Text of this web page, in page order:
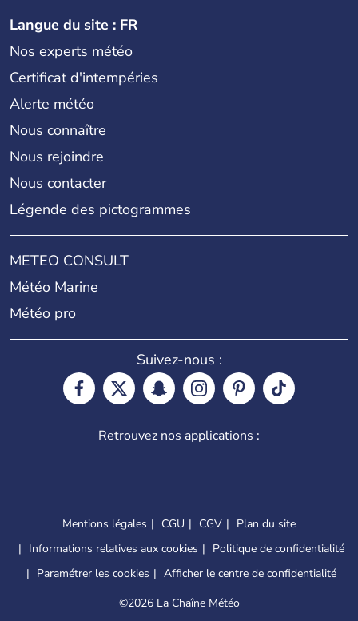
Langue du site : FR
Nos experts météo
Certificat d'intempéries
Alerte météo
Nous connaître
Nous rejoindre
Nous contacter
Légende des pictogrammes
METEO CONSULT
Météo Marine
Météo pro
Suivez-nous :
Retrouvez nos applications :
Mentions légales CGU CGV
Plan du site
Informations relatives aux cookies
Politique de confidentialité
Paramétrer les cookies
Afficher le centre de confidentialité
©2026 La Chaîne Météo